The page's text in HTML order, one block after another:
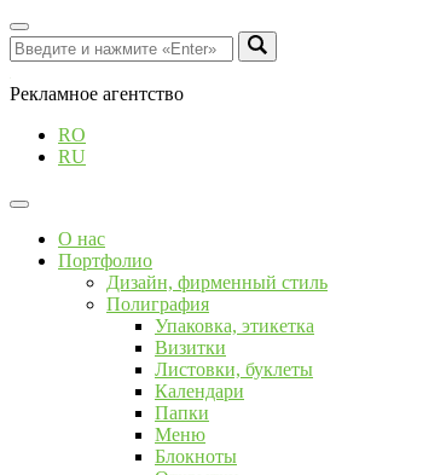
Рекламное агентство
RO
RU
О нас
Портфолио
Дизайн, фирменный стиль
Полиграфия
Упаковка, этикетка
Визитки
Листовки, буклеты
Календари
Папки
Меню
Блокноты